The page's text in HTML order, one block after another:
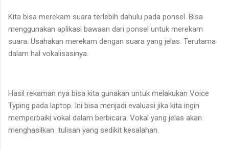
Kita bisa merekam suara terlebih dahulu pada ponsel. Bisa
menggunakan aplikasi bawaan dari ponsel untuk merekam
suara. Usahakan merekam dengan suara yang jelas. Terutama
dalam hal vokalisasinya.
Hasil rekaman nya bisa kita gunakan untuk melakukan Voice
Typing pada laptop. Ini bisa menjadi evaluasi jika kita ingin
memperbaiki vokal dalam berbicara. Vokal yang jelas akan
menghasilkan tulisan yang sedikit kesalahan.